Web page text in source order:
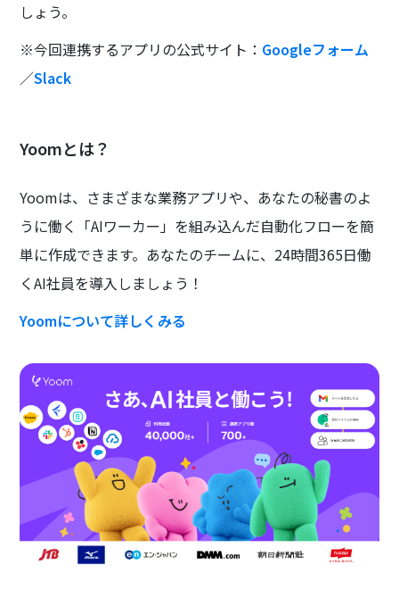
しょう。
※今回連携するアプリの公式サイト： Googleフォーム
／Slack
Yoomとは？
Yoomは、さまざまな業務アプリや、あなたの秘書のよ
うに働く「AIワーカー」を組み込んだ自動化フローを簡
単に作成できます。あなたのチームに、24時間365日働
くAI社員を導入しましょう！
Yoomについて詳しくみる